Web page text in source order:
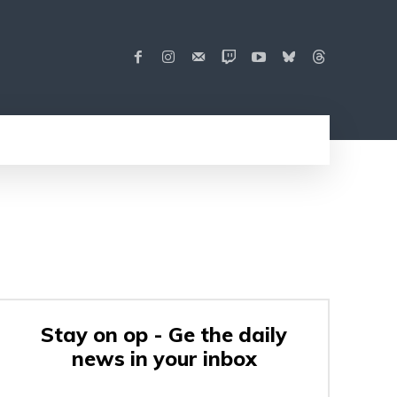
Stay on op - Ge the daily
news in your inbox